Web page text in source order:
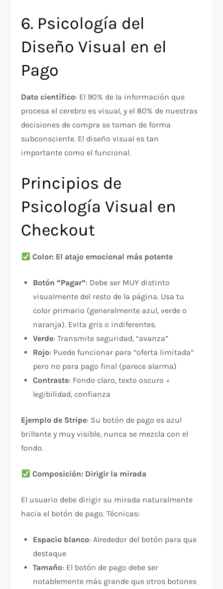
6. Psicología del
Diseño Visual en el
Pago
Dato científico: El 90% de la información que
procesa el cerebro es visual, y el 80% de nuestras
decisiones de compra se toman de forma
subconsciente. El diseño visual es tan
importante como el funcional.​
Principios de
Psicología Visual en
Checkout
Color: El atajo emocional más potente
Botón “Pagar”: Debe ser MUY distinto
visualmente del resto de la página. Usa tu
color primario (generalmente azul, verde o
naranja). Evita gris o indiferentes.
Verde: Transmite seguridad, “avanza”
Rojo: Puede funcionar para “oferta limitada”
pero no para pago final (parece alarma)
Contraste: Fondo claro, texto oscuro =
legibilidad, confianza
Ejemplo de Stripe: Su botón de pago es azul
brillante y muy visible, nunca se mezcla con el
fondo.
Composición: Dirigir la mirada
El usuario debe dirigir su mirada naturalmente
hacia el botón de pago. Técnicas:​
Espacio blanco: Alrededor del botón para que
destaque
Tamaño: El botón de pago debe ser
notablemente más grande que otros botones